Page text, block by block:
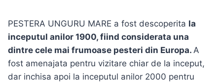
PESTERA UNGURU MARE a fost descoperita la
inceputul anilor 1900, fiind considerata una
dintre cele mai frumoase pesteri din Europa. A
fost amenajata pentru vizitare chiar de la inceput,
dar inchisa apoi la inceputul anilor 2000 pentru